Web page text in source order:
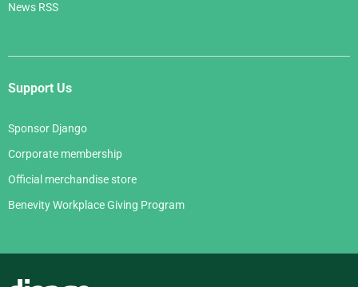
News RSS
Support Us
Sponsor Django
Corporate membership
Official merchandise store
Benevity Workplace Giving Program